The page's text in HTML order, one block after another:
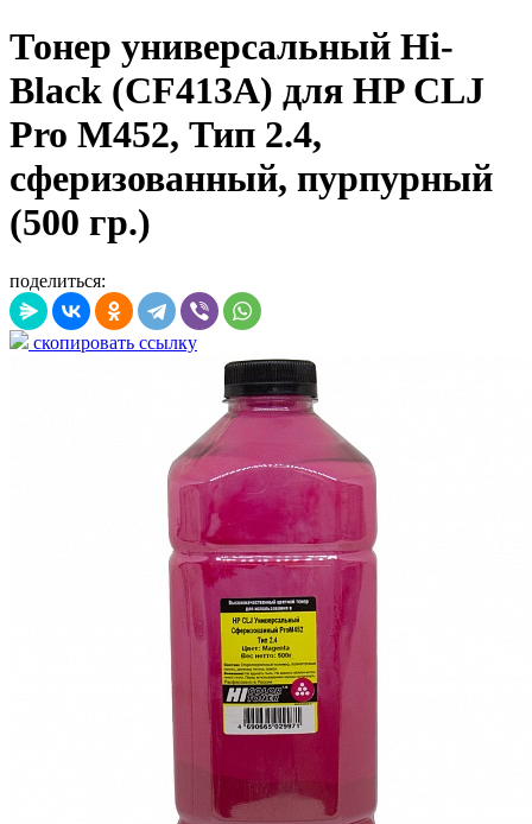
Тонер универсальный Hi-
Black (CF413A) для HP CLJ
Pro M452, Тип 2.4,
сферизованный, пурпурный
(500 гр.)
поделиться:
скопировать ссылку